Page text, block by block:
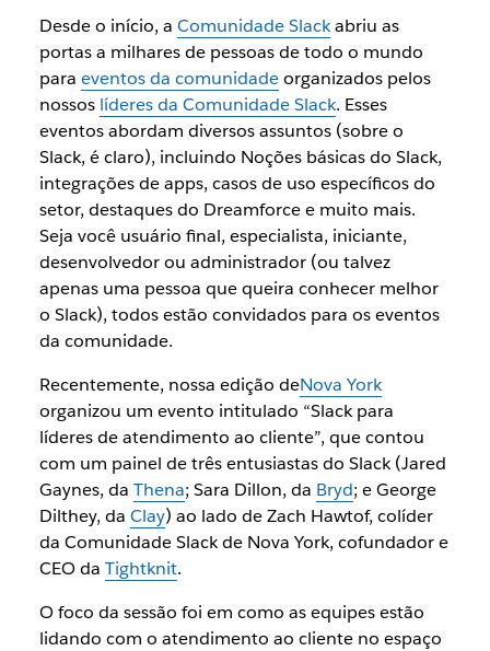
especialistas da
Comunidade Slack NYC
Especialistas do Slack contam como aproveitar a
plataforma ao máximo para o atendimento ao cliente.
Autor: Jacob Gross
30 de setembro de 2025
Ilustração de Zoe Berger
Desde o início, a Comunidade Slackabriu as
portas a milhares de pessoas de todo o mundo
para eventos da comunidadeorganizados pelos
nossos líderes da Comunidade Slack. Esses
eventos abordam diversos assuntos (sobre o
Slack, é claro), incluindo Noções básicas do Slack,
integrações de apps, casos de uso específicos do
setor, destaques do Dreamforce e muito mais.
Seja você usuário final, especialista, iniciante,
desenvolvedor ou administrador (ou talvez
apenas uma pessoa que queira conhecer melhor
o Slack), todos estão convidados para os eventos
da comunidade.
Recentemente, nossa edição deNova York
organizou um evento intitulado “Slack para
líderes de atendimento ao cliente”, que contou
com um painel de três entusiastas do Slack (Jared
Gaynes, da Thena; Sara Dillon, da Bryd; e George
Dilthey, da Clay) ao lado de Zach Hawtof, colíder
da Comunidade Slack de Nova York, cofundador e
CEO da Tightknit.
O foco da sessão foi em como as equipes estão
lidando com o atendimento ao cliente no espaço